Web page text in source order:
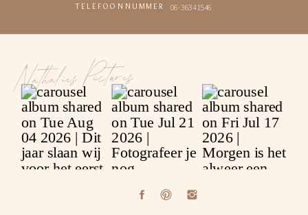
Nathalies Pictures
06-36341546
TELEFOONNUMMER